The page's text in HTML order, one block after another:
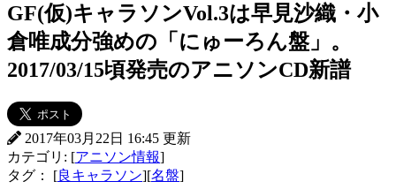
GF(仮)キャラソンVol.3は早見沙織・小
倉唯成分強めの「にゅーろん盤」。
2017/03/15頃発売のアニソンCD新譜
2017年03月22日 16:45 更新
カテゴリ: [アニソン情報]
タグ： [良キャラソン][名盤]